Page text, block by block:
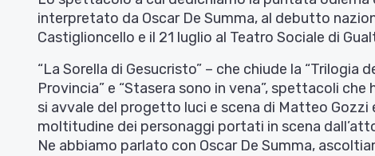
interpretato da Oscar De Summa, al debutto
Castiglioncello e il 21 luglio al Teatro Sociale di
“La Sorella di Gesucristo” – che chiude la “Trilogia
Provincia” e “Stasera sono in vena”, spettacoli
si avvale del progetto luci e scena di Matteo
moltitudine dei personaggi portati in scena
Ne abbiamo parlato con Oscar De Summa,